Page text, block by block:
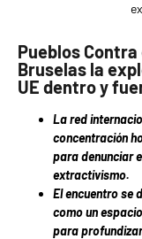
Pueblos
Bruselas la
UE dentro y
La red
concentración
para denunciar
extractivismo.
El encuentro se
como un
para